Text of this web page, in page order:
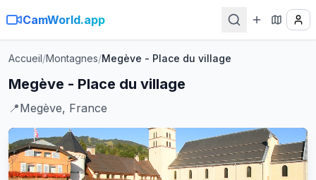
CamWorld.app
Accueil/Montagnes/Megève - Place du village
Megève - Place du village
📍Megève, France